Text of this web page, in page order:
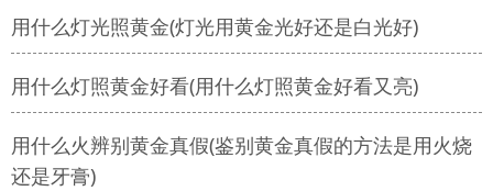
用什么灯光照黄金(灯光用黄金光好还是白光好)
用什么灯照黄金好看(用什么灯照黄金好看又亮)
用什么火辨别黄金真假(鉴别黄金真假的方法是用火烧
还是牙膏)